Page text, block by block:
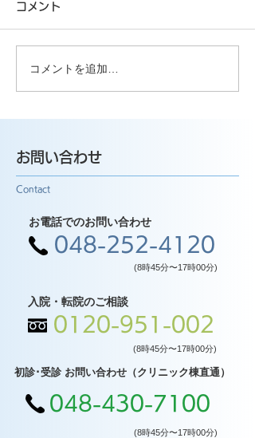
コメント
コメントを追加…
お問い合わせ
Contact
お電話でのお問い合わせ
048-252-4120
(8時45分〜17時00分)
入院・転院のご相談
0120-951-002
(8時45分〜17時00分)
初診･受診 お問い合わせ（クリニック棟直通）
048-430-7100
(8時45分〜17時00分)